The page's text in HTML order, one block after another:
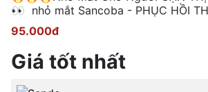
👀 nhỏ mắt Sancoba - PHỤC HỒI
95.000đ
Giá tốt nhất